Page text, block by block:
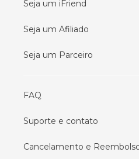
Seja um iFriend
Seja um Afiliado
Seja um Parceiro
FAQ
Suporte e contato
Cancelamento e